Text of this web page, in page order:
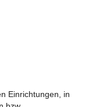
Einrichtungen, in